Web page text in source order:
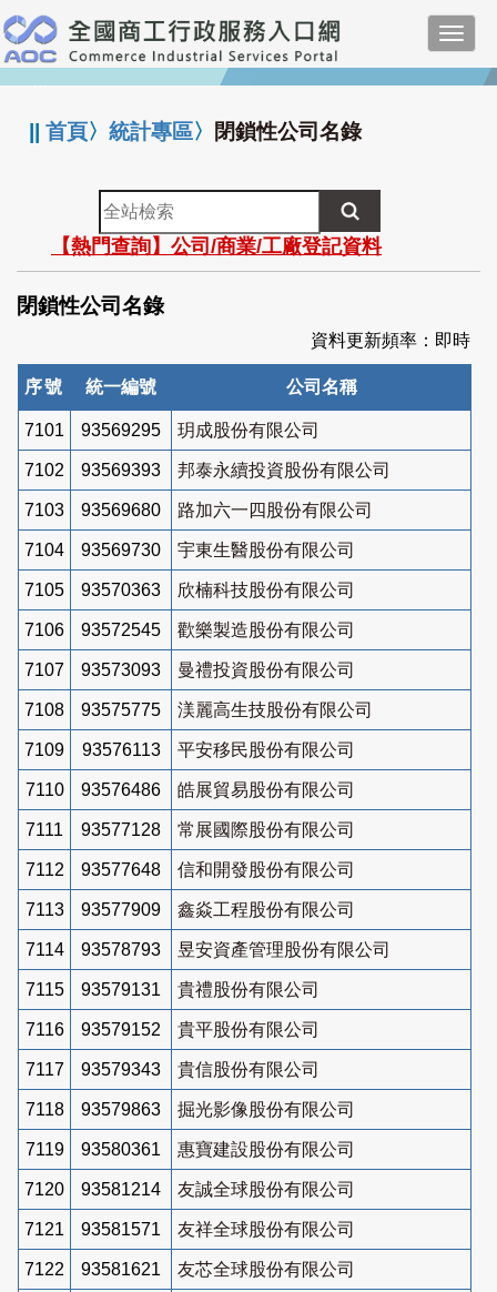
跳
到
主
要
:::
||首頁〉統計專區〉 閉鎖性公司名錄
全
站
檢
索
【熱門查詢】公司/商業/工廠登記資料
閉鎖性公司名錄
資料更新頻率：即時
序號 統一編號 公司名稱
7101 93569295 玥成股份有限公司
7102 93569393 邦泰永續投資股份有限公司
7103 93569680 路加六一四股份有限公司
7104 93569730 宇東生醫股份有限公司
7105 93570363 欣楠科技股份有限公司
7106 93572545 歡樂製造股份有限公司
7107 93573093 曼禮投資股份有限公司
7108 93575775 渼麗高生技股份有限公司
7109 93576113 平安移民股份有限公司
7110 93576486 皓展貿易股份有限公司
7111 93577128 常展國際股份有限公司
7112 93577648 信和開發股份有限公司
7113 93577909 鑫焱工程股份有限公司
7114 93578793 昱安資產管理股份有限公司
7115 93579131 貴禮股份有限公司
7116 93579152 貴平股份有限公司
7117 93579343 貴信股份有限公司
7118 93579863 掘光影像股份有限公司
7119 93580361 惠寶建設股份有限公司
7120 93581214 友誠全球股份有限公司
7121 93581571 友祥全球股份有限公司
7122 93581621 友芯全球股份有限公司